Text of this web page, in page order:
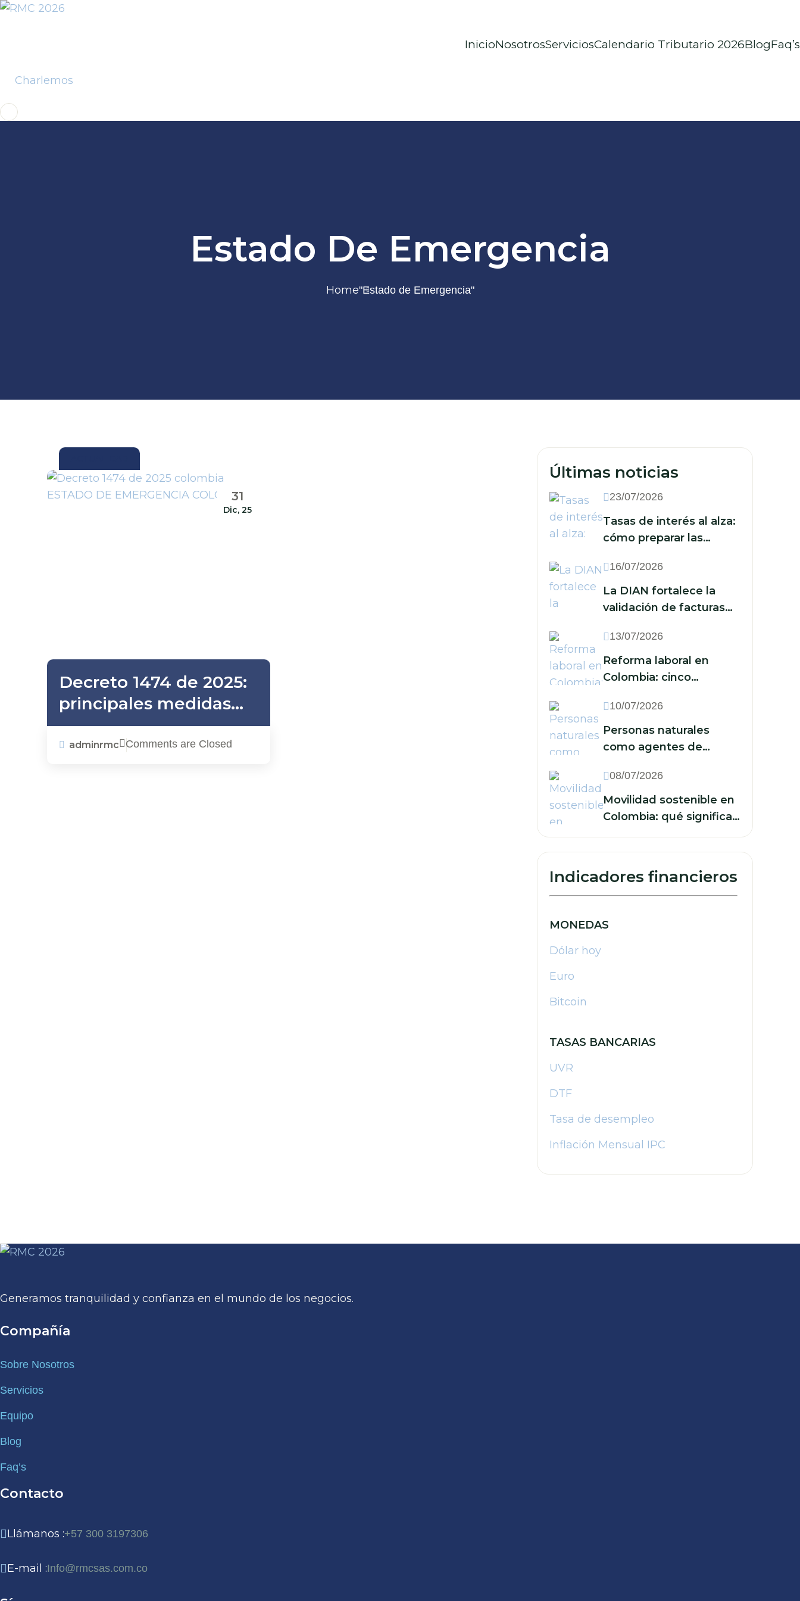
InicioNosotrosServiciosCalendario Tributario 2026BlogFaq’s
Charlemos
Estado De Emergencia
Home"Estado de Emergencia"
31
Dic, 25
Decreto 1474 de 2025:
principales medidas
tributarias adoptadas
en el marco del Estado
adminrmc Comments are Closed
Últimas noticias
23/07/2026
Tasas de interés al alza:
cómo preparar las
ante un nuevo escenario
económico
16/07/2026
La DIAN fortalece la
validación de facturas
implica para las
empresas?
13/07/2026
Reforma laboral en
Colombia: cinco
empresas deben
implementar frente a la
reducción de la jornada
10/07/2026
Personas naturales
como agentes de
obligadas y qué deben
hacer
08/07/2026
Movilidad sostenible en
Colombia: qué significan
finanzas de su empresa
Indicadores financieros
MONEDAS
Dólar hoy
Euro
Bitcoin
TASAS BANCARIAS
UVR
DTF
Tasa de desempleo
Inflación Mensual IPC
Generamos tranquilidad y confianza en el mundo de los negocios.
Compañía
Sobre Nosotros
Servicios
Equipo
Blog
Faq’s
Contacto
Llámanos :+57 300 3197306
E-mail :Info@rmcsas.com.co